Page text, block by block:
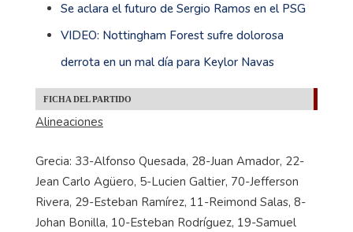
Se aclara el futuro de Sergio Ramos en el PSG
VIDEO: Nottingham Forest sufre dolorosa
derrota en un mal día para Keylor Navas
FICHA DEL PARTIDO
Alineaciones
Grecia: 33-Alfonso Quesada, 28-Juan Amador, 22-
Jean Carlo Agüero, 5-Lucien Galtier, 70-Jefferson
Rivera, 29-Esteban Ramírez, 11-Reimond Salas, 8-
Johan Bonilla, 10-Esteban Rodríguez, 19-Samuel